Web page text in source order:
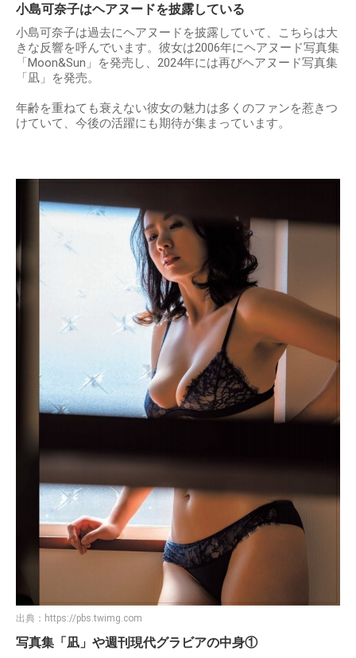
小島可奈子はヘアヌードを披露している
小島可奈子は過去にヘアヌードを披露していて、こちらは大
きな反響を呼んでいます。彼女は2006年にヘアヌード写真集
「Moon&Sun」を発売し、2024年には再びヘアヌード写真集
「凪」を発売。
年齢を重ねても衰えない彼女の魅力は多くのファンを惹きつ
けていて、今後の活躍にも期待が集まっています。
出典： https://pbs.twimg.com
写真集「凪」や週刊現代グラビアの中身①